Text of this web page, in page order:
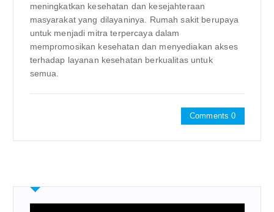
meningkatkan kesehatan dan kesejahteraan
masyarakat yang dilayaninya. Rumah sakit berupaya
untuk menjadi mitra terpercaya dalam
mempromosikan kesehatan dan menyediakan akses
terhadap layanan kesehatan berkualitas untuk
semua.
Comments 0